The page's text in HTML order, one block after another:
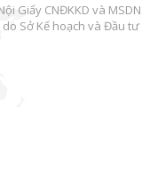
Giấy CNĐKKD và MSDN
do Sở Kế hoạch và Đầu tư